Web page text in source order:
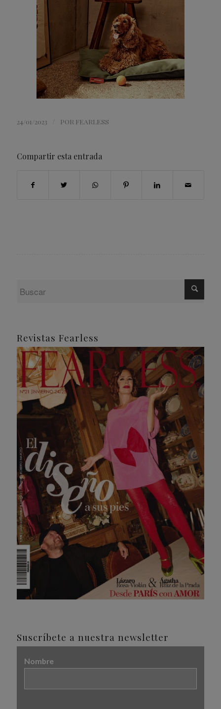
24/01/2023 POR FEARLESS
Compartir esta entrada
Revistas Fearless
Suscríbete a nuestra newsletter
Nombre